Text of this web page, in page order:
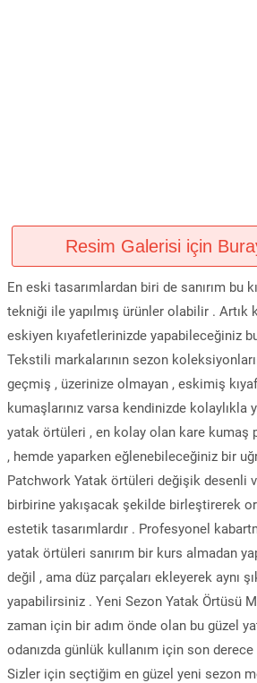
Resim Galerisi için
En eski tasarımlardan biri de sanırım bu
tekniği ile yapılmış ürünler olabilir . Artık
eskiyen kıyafetlerinizde yapabileceğiniz
Tekstili markalarının sezon
geçmiş , üzerinize olmayan , eskimiş
kumaşlarınız varsa kendinizde kolaylıkla
yatak örtüleri , en kolay olan kare kumaş
, hemde yaparken eğlenebileceğiniz bir
Patchwork Yatak örtüleri değişik desenli
birbirine yakışacak şekilde birleştirerek
estetik tasarımlardır . Profesyonel
yatak örtüleri sanırım bir kurs almadan
değil , ama düz parçaları ekleyerek aynı
yapabilirsiniz . Yeni Sezon Yatak Örtüsü
zaman için bir adım önde olan bu güzel
odanızda günlük kullanım için son
Sizler için seçtiğim en güzel yeni sezon